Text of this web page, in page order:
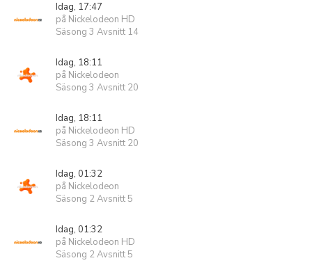
Idag, 17:47
på Nickelodeon HD
Säsong 3 Avsnitt 14
Idag, 18:11
på Nickelodeon
Säsong 3 Avsnitt 20
Idag, 18:11
på Nickelodeon HD
Säsong 3 Avsnitt 20
Idag, 01:32
på Nickelodeon
Säsong 2 Avsnitt 5
Idag, 01:32
på Nickelodeon HD
Säsong 2 Avsnitt 5